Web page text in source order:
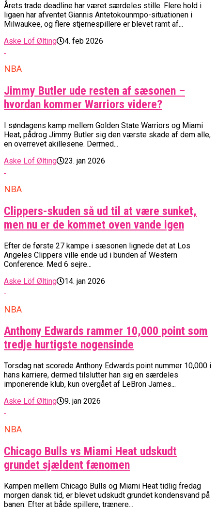
Årets trade deadline har været særdeles stille. Flere hold i
ligaen har afventet Giannis Antetokounmpo-situationen i
Milwaukee, og flere stjernespillere er blevet ramt af...
Aske Löf Ølting
4. feb 2026
NBA
Jimmy Butler ude resten af sæsonen –
hvordan kommer Warriors videre?
I søndagens kamp mellem Golden State Warriors og Miami
Heat, pådrog Jimmy Butler sig den værste skade af dem alle,
en overrevet akillesene. Dermed...
Aske Löf Ølting
23. jan 2026
NBA
Clippers-skuden så ud til at være sunket,
men nu er de kommet oven vande igen
Efter de første 27 kampe i sæsonen lignede det at Los
Angeles Clippers ville ende ud i bunden af Western
Conference. Med 6 sejre...
Aske Löf Ølting
14. jan 2026
NBA
Anthony Edwards rammer 10,000 point som
tredje hurtigste nogensinde
Torsdag nat scorede Anthony Edwards point nummer 10,000 i
hans karriere, dermed tilslutter han sig en særdeles
imponerende klub, kun overgået af LeBron James...
Aske Löf Ølting
9. jan 2026
NBA
Chicago Bulls vs Miami Heat udskudt
grundet sjældent fænomen
Kampen mellem Chicago Bulls og Miami Heat tidlig fredag
morgen dansk tid, er blevet udskudt grundet kondensvand på
banen. Efter at både spillere, trænere...